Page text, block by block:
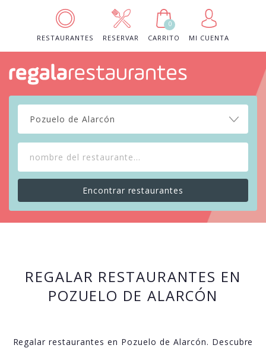
RESTAURANTES RESERVAR
0
CARRITO
MI CUENTA
Pozuelo de Alarcón
REGALAR RESTAURANTES EN
POZUELO DE ALARCÓN
Regalar restaurantes en Pozuelo de Alarcón. Descubre